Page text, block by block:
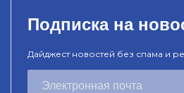
Подписка на
Дайджест новостей без спама и